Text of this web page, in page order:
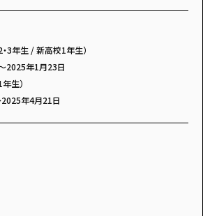
3年生 / 新高校1年生）
2025年1月23日
生）
年4月21日